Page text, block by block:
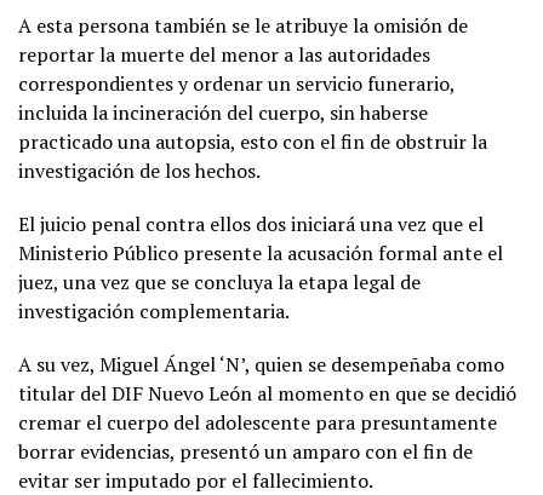
A esta persona también se le atribuye la omisión de
reportar la muerte del menor a las autoridades
correspondientes y ordenar un servicio funerario,
incluida la incineración del cuerpo, sin haberse
practicado una autopsia, esto con el fin de obstruir la
investigación de los hechos.
El juicio penal contra ellos dos iniciará una vez que el
Ministerio Público presente la acusación formal ante el
juez, una vez que se concluya la etapa legal de
investigación complementaria.
A su vez, Miguel Ángel ‘N’, quien se desempeñaba como
titular del DIF Nuevo León al momento en que se decidió
cremar el cuerpo del adolescente para presuntamente
borrar evidencias, presentó un amparo con el fin de
evitar ser imputado por el fallecimiento.